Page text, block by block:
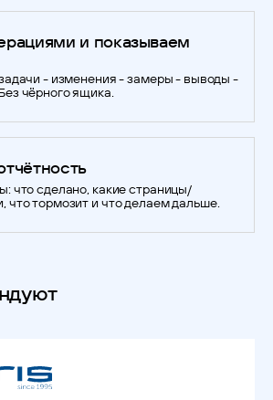
и показываем
- изменения - замеры - выводы -
чёрного ящика.
что сделано, какие страницы/
что тормозит и что делаем дальше.